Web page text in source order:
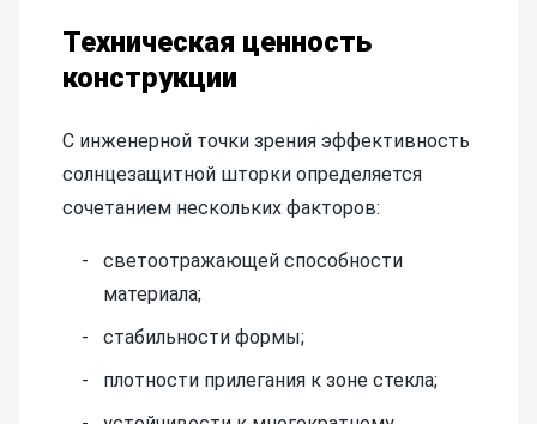
Техническая ценность
конструкции
С инженерной точки зрения эффективность
солнцезащитной шторки определяется
сочетанием нескольких факторов:
светоотражающей способности
материала;
стабильности формы;
плотности прилегания к зоне стекла;